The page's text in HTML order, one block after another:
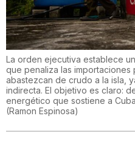
La orden ejecutiva establece
que penaliza las
abastezcan de crudo a la isla,
indirecta. El objetivo es claro:
energético que sostiene a
(Ramon Espinosa)